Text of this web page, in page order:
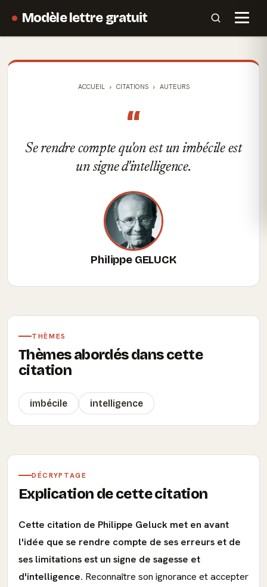
Modèle lettre gratuit
ACCUEIL CITATIONS AUTEURS
“
Se rendre compte qu'on est un imbécile est
un signe d'intelligence.
Philippe GELUCK
THÈMES
Thèmes abordés dans cette
citation
imbécile intelligence
DÉCRYPTAGE
Explication de cette citation
Cette citation de Philippe Geluck met en avant
l'idée que se rendre compte de ses erreurs et de
ses limitations est un signe de sagesse et
d'intelligence. Reconnaître son ignorance et accepter